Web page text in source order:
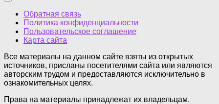
Обратная связь
Политика конфиденциальности
Пользовательское соглашение
Карта сайта
Все материалы на данном сайте взяты из открытых
источников, присланы посетителями сайта или являются
авторским трудом и предоставляются исключительно в
ознакомительных целях.
Права на материалы принадлежат их владельцам.